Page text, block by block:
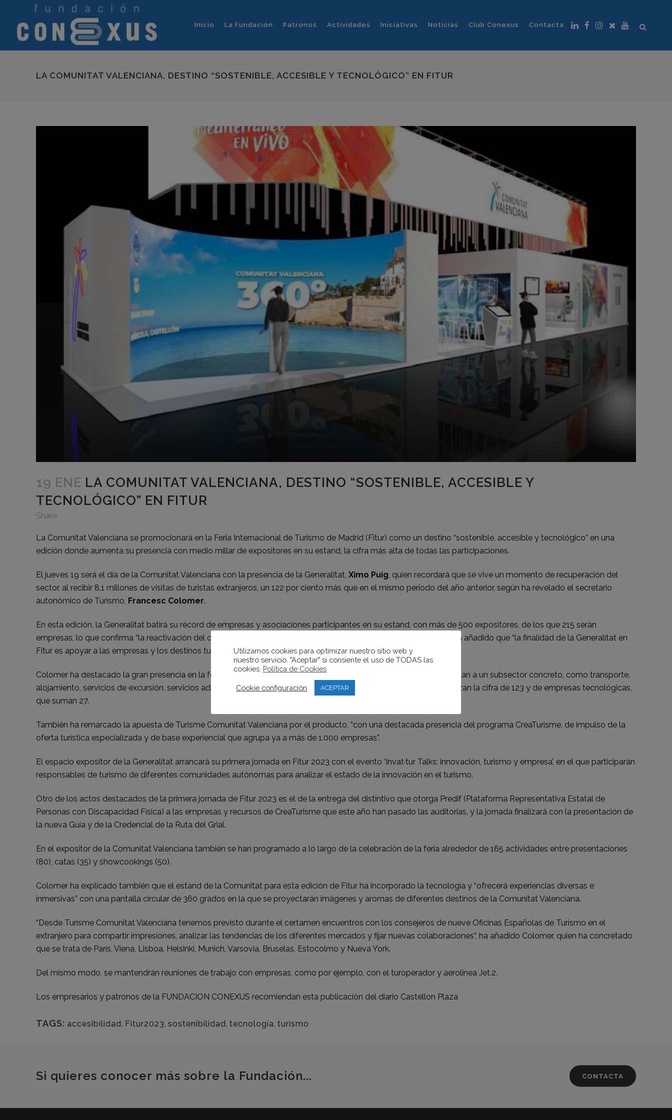
Inicio La Fundación Patronos Actividades Iniciativas Noticias Club Conexus Contacta
LA COMUNITAT VALENCIANA, DESTINO “SOSTENIBLE, ACCESIBLE Y TECNOLÓGICO” EN FITUR
19 ENE LA COMUNITAT VALENCIANA, DESTINO “SOSTENIBLE, ACCESIBLE Y
TECNOLÓGICO” EN FITUR
Share
La Comunitat Valenciana se promocionará en la Feria Internacional de Turismo de Madrid (Fitur) como un destino “sostenible, accesible y tecnológico” en una
edición donde aumenta su presencia con medio millar de expositores en su estand, la cifra más alta de todas las participaciones.
El jueves 19 será el día de la Comunitat Valenciana con la presencia de la Generalitat, Ximo Puig, quien recordará que se vive un momento de recuperación del
sector, al recibir 8,1 millones de visitas de turistas extranjeros, un 122 por ciento más que en el mismo periodo del año anterior, según ha revelado el secretario
autonómico de Turismo, Francesc Colomer.
En esta edición, la Generalitat batirá su récord de empresas y asociaciones participantes en su estand, con más de 500 expositores, de los que 215 serán
empresas, lo que confirma “la reactivación del certamen tras la pandemia”, según el secretario autonómico, quien ha añadido que “la finalidad de la Generalitat en
Fitur es apoyar a las empresas y los destinos turísticos de la Comunitat”.
Colomer ha destacado la gran presencia en la feria de empresas especializadas en producto (aquellas que se dedican a un subsector concreto, como transporte,
alojamiento, servicios de excursión, servicios adicionales o bienes adquiridos durante el viaje, entre otros) que alcanzan la cifra de 123 y de empresas tecnológicas,
que suman 27.
También ha remarcado la apuesta de Turisme Comunitat Valenciana por el producto, “con una destacada presencia del programa CreaTurisme, de impulso de la
oferta turística especializada y de base experiencial que agrupa ya a más de 1.000 empresas”.
El espacio expositor de la Generalitat arrancará su primera jornada en Fitur 2023 con el evento ‘Invat·tur Talks: innovación, turismo y empresa’, en el que participarán
responsables de turismo de diferentes comunidades autónomas para analizar el estado de la innovación en el turismo.
Otro de los actos destacados de la primera jornada de Fitur 2023 es el de la entrega del distintivo que otorga Predif (Plataforma Representativa Estatal de
Personas con Discapacidad Física) a las empresas y recursos de CreaTurisme que este año han pasado las auditorias, y la jornada finalizará con la presentación de
la nueva Guía y de la Credencial de la Ruta del Grial.
En el expositor de la Comunitat Valenciana también se han programado a lo largo de la celebración de la feria alrededor de 165 actividades entre presentaciones
(80), catas (35) y showcookings (50).
Colomer ha explicado también que el estand de la Comunitat para esta edición de Fitur ha incorporado la tecnología y “ofrecerá experiencias diversas e
inmersivas” con una pantalla circular de 360 grados en la que se proyectarán imágenes y aromas de diferentes destinos de la Comunitat Valenciana.
“Desde Turisme Comunitat Valenciana tenemos previsto durante el certamen encuentros con los consejeros de nueve Oficinas Españolas de Turismo en el
extranjero para compartir impresiones, analizar las tendencias de los diferentes mercados y fijar nuevas colaboraciones”, ha añadido Colomer, quien ha concretado
que se trata de París, Viena, Lisboa, Helsinki, Munich, Varsovia, Bruselas, Estocolmo y Nueva York.
Del mismo modo, se mantendrán reuniones de trabajo con empresas, como por ejemplo, con el turoperador y aerolínea Jet.2.
Los empresarios y patronos de la FUNDACION CONEXUS recomiendan esta publicación del diario Castellon Plaza
TAGS: accesibilidad, Fitur2023, sostenibilidad, tecnología, turismo
Si quieres conocer más sobre la Fundación... CONTACTA
Utilizamos cookies para optimizar nuestro sitio web y
nuestro servicio. "Aceptar" si consiente el uso de TODAS las
cookies. Política de Cookies
Cookie configuración ACEPTAR